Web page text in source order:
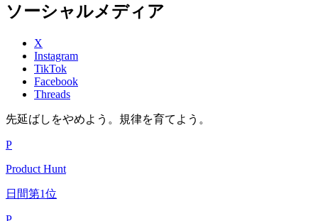
ソーシャルメディア
X
Instagram
TikTok
Facebook
Threads
先延ばしをやめよう。規律を育てよう。
P
Product Hunt
日間第1位